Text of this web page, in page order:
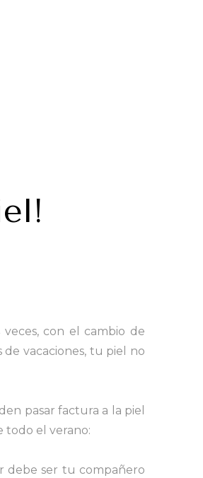
con el cambio de
vacaciones, tu piel no
pasar factura a la piel
todo el verano:
debe ser tu compañero